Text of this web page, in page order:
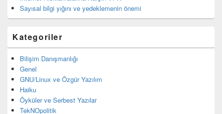
Sayısal bilgi yığını ve yedeklemenin önemi
Kategoriler
Bilişim Danışmanlığı
Genel
GNU/Linux ve Özgür Yazılım
Haiku
Öyküler ve Serbest Yazılar
TekNOpolitik